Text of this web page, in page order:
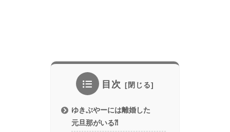
目次
ゆきぶやーには離婚した
元旦那がいる⁈